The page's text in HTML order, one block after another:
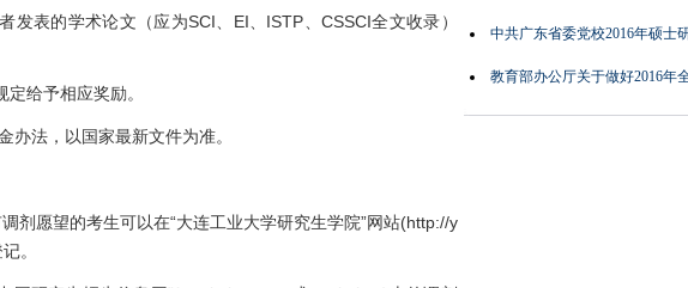
的学术论文（应为SCI、EI、ISTP、CSSCI全文收录）
给予相应奖励。
法，以国家最新文件为准。
愿望的考生可以在“大连工业大学研究生学院”网站(http://y
。
中共广东省委党校2016年硕士
教育部办公厅关于做好2016年